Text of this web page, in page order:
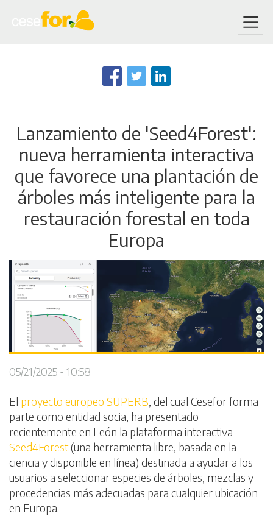
to
main
Lanzamiento de 'Seed4Forest':
nueva herramienta interactiva
que favorece una plantación de
árboles más inteligente para la
restauración forestal en toda
Europa
05/21/2025 - 10:58
El proyecto europeo SUPERB, del cual Cesefor forma
parte como entidad socia, ha presentado
recientemente en León la plataforma interactiva
Seed4Forest(una herramienta libre, basada en la
ciencia y disponible en línea) destinada a ayudar a los
usuarios a seleccionar especies de árboles, mezclas y
procedencias más adecuadas para cualquier ubicación
en Europa.